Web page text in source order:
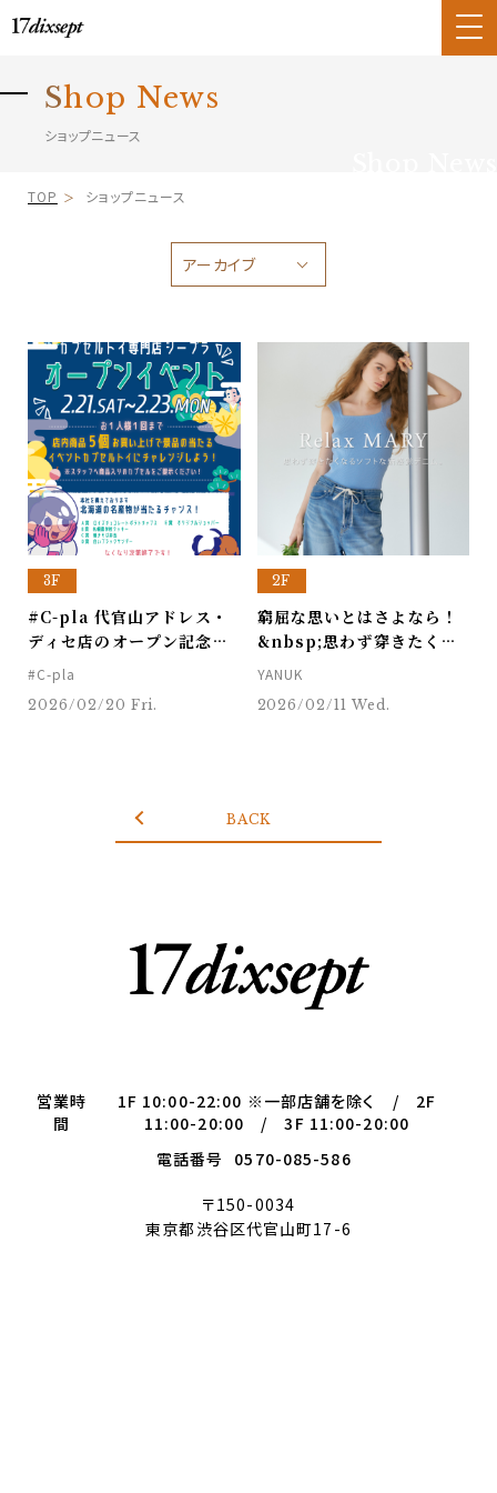
Shop News
ショップニュース
TOP ショップニュース
アーカイブ
3F
#C-pla 代官山アドレス・
ディセ店のオープン記念し
てイベントを開催いたしま
す！
#C-pla
2026/02/20 Fri.
2F
窮屈な思いとはさよなら！
&nbsp;思わず穿きたくな
るソフトな新感覚デニ
YANUK
2026/02/11 Wed.
BACK
営業時
間
1F 10:00-22:00 ※一部店舗を除く / 2F
11:00-20:00 / 3F 11:00-20:00
電話番号
0570-085-586
〒150-0034
東京都渋谷区代官山町17-6